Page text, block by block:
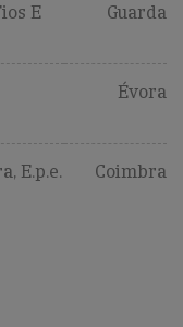
E
Guarda
Évora
E.p.e. Coimbra